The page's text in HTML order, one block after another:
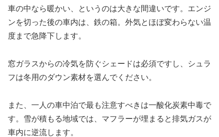
車の中なら暖かい、というのは大きな間違いです。エンジ
ンを切った後の車内は、鉄の箱。外気とほぼ変わらない温
度まで急降下します。
窓ガラスからの冷気を防ぐシェードは必須ですし、シュラ
フは冬用のダウン素材を選んでください。
また、一人の車中泊で最も注意すべきは一酸化炭素中毒で
す。雪が積もる地域では、マフラーが埋まると排気ガスが
車内に逆流します。